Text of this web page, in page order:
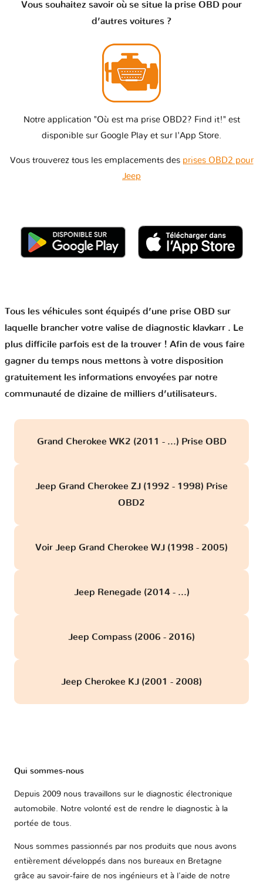
Vous souhaitez savoir où se situe la prise OBD pour
d’autres voitures ?
Notre application "Où est ma prise OBD2? Find it!" est
disponible sur Google Play et sur l'App Store.
Vous trouverez tous les emplacements des prises OBD2 pour
Jeep
Tous les véhicules sont équipés d’une prise OBD sur
laquelle brancher votre valise de diagnostic klavkarr . Le
plus difficile parfois est de la trouver ! Afin de vous faire
gagner du temps nous mettons à votre disposition
gratuitement les informations envoyées par notre
communauté de dizaine de milliers d’utilisateurs.
Grand Cherokee WK2 (2011 - ...) Prise OBD
Jeep Grand Cherokee ZJ (1992 - 1998) Prise
OBD2
Voir Jeep Grand Cherokee WJ (1998 - 2005)
Jeep Renegade (2014 - ...)
Jeep Compass (2006 - 2016)
Jeep Cherokee KJ (2001 - 2008)
Qui sommes-nous
Depuis 2009 nous travaillons sur le diagnostic électronique
automobile. Notre volonté est de rendre le diagnostic à la
portée de tous.
Nous sommes passionnés par nos produits que nous avons
entièrement développés dans nos bureaux en Bretagne
grâce au savoir-faire de nos ingénieurs et à l'aide de notre